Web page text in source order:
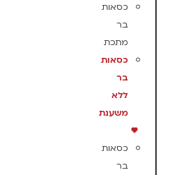
כסאות
בר
מתכת
כסאות
בר
ללא
משענת
כסאות
בר